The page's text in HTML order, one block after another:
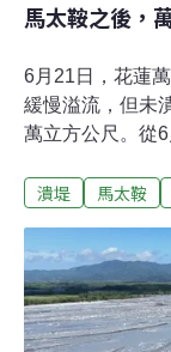
馬太鞍之後，
6月21日，花蓮
緩慢溢流，但未
萬立方公尺。從
然災害，對防災
颱風米克拉接近
榮鄉與鳳林鎮的
全戶居民是否已
風。仔細一看，
潰堤 馬太鞍